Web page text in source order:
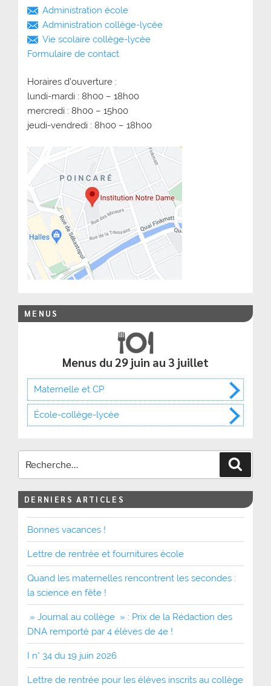
Administration école
Administration collège-lycée
Vie scolaire collège-lycée
Formulaire de contact
Horaires d’ouverture :
lundi-mardi : 8h00 – 18h00
mercredi : 8h00 – 15h00
jeudi-vendredi : 8h00 – 18h00
MENUS
Menus du 29 juin au 3 juillet
Maternelle et CP
École-collège-lycée
DERNIERS ARTICLES
Bonnes vacances !
Lettre de rentrée et fournitures école
Quand les maternelles rencontrent les secondes :
la science en fête !
» Journal au collège » : Prix de la Rédaction des
DNA remporté par 4 élèves de 4e !
I n° 34 du 19 juin 2026
Lettre de rentrée pour les élèves inscrits au collège